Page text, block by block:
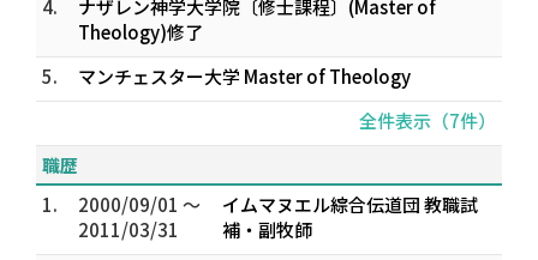
4.
ナザレン神学大学院〔修士課程〕(Master of
Theology)修了
5.
マンチェスター大学 Master of Theology
全件表示（7件）
職歴
1.
2000/09/01 ～
2011/03/31
イムマヌエル綜合伝道団 教職試
補・副牧師